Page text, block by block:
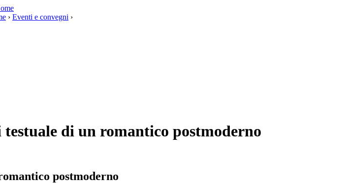
› Eventi e convegni ›
di un romantico postmoderno
postmoderno